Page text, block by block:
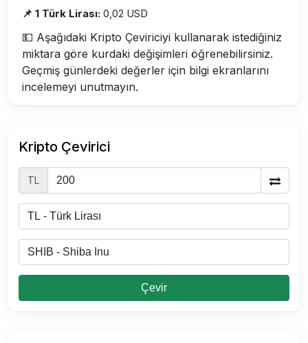
📌 1 Türk Lirası: 0,02 USD
💵 Aşağıdaki Kripto Çeviriciyi kullanarak istediğiniz
miktara göre kurdaki değişimleri öğrenebilirsiniz.
Geçmiş günlerdeki değerler için bilgi ekranlarını
incelemeyi unutmayın.
Kripto Çevirici
TL
Çevir